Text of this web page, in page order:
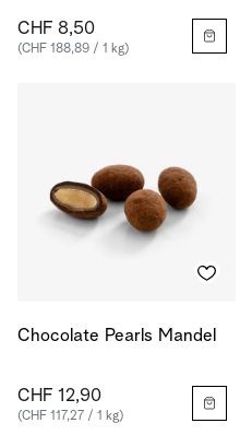
CHF 8,50
(CHF 188,89 / 1 kg)
Chocolate Pearls Mandel
CHF 12,90
(CHF 117,27 / 1 kg)